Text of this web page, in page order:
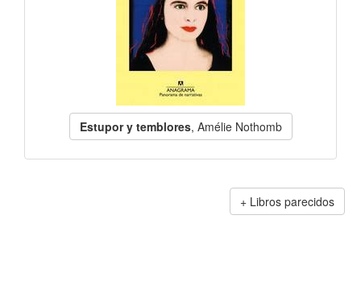
Estupor y temblores, Amélie Nothomb
Libros parecidos